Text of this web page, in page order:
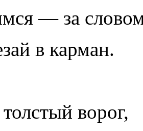
— за
в карман.
ворог,